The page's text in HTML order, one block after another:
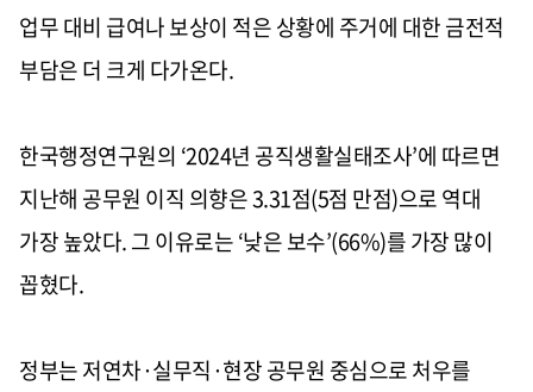
업무 대비 급여나 보상이 적은 상황에 주거에 대한 금전적
부담은 더 크게 다가온다.
한국행정연구원의 ‘2024년 공직생활실태조사’에 따르면
지난해 공무원 이직 의향은 3.31점(5점 만점)으로 역대
가장 높았다. 그 이유로는 ‘낮은 보수’(66%)를 가장 많이
꼽혔다.
정부는 저연차·실무직·현장 공무원 중심으로 처우를